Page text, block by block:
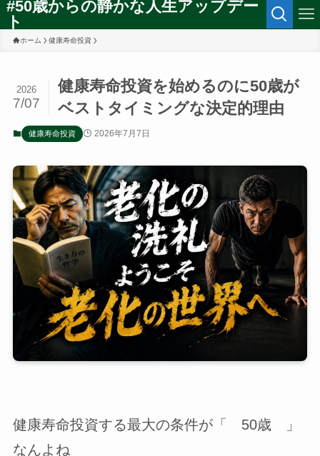
#50歳からの静かな人生アップデー
ト
ホーム 健康寿命投資
健康寿命投資を始めるのに50歳が
ベストタイミングな決定的理由
2026
7/07
健康寿命投資 2026年7月7日
健康寿命投資する最大の条件が「 50歳 」
なんよね